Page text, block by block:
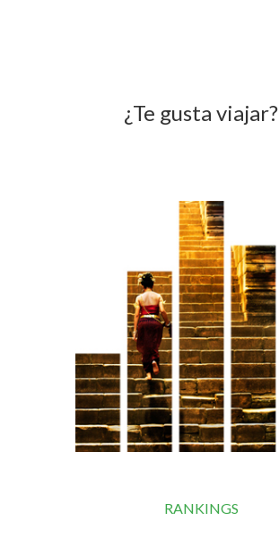
¿Te gusta viajar?
RANKINGS